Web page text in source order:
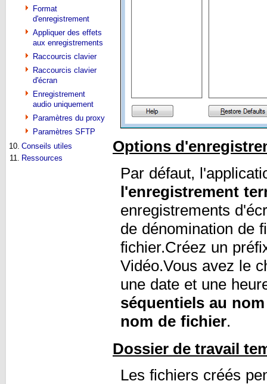
Format
d'enregistrement
Appliquer des effets
aux enregistrements
Raccourcis clavier
Raccourcis clavier
d'écran
Enregistrement
audio uniquement
Paramètres du proxy
Paramètres SFTP
10. Conseils utiles
11. Ressources
Options
Par défaut,
l'enregistrement
enregistrements
de dénomination de
fichier.Créez un
Vidéo.Vous avez le
une date et une
séquentiels au
nom de fichier.
Dossier de travail
Les fichiers créés